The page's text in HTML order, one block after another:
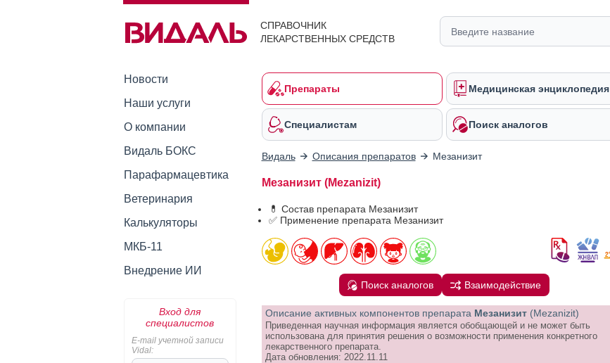
СПРАВОЧНИК
ЛЕКАРСТВЕННЫХ СРЕДСТВ
Новости
Наши услуги
О компании
Видаль БОКС
Парафармацевтика
Ветеринария
Калькуляторы
МКБ-11
Внедрение ИИ
Вход для
специалистов
E-mail учетной записи
Vidal:
Препараты Медицинская энциклопедия
Специалистам Поиск аналогов
Видаль Описания препаратов Мезанизит
Мезанизит (Mezanizit)
💊 Состав препарата Мезанизит
✅ Применение препарата Мезанизит
Поиск аналогов Взаимодействие
Описание активных компонентов препарата Мезанизит (Mezanizit)
Приведенная научная информация является обобщающей и не может быть
использована для принятия решения о возможности применения конкретного
лекарственного препарата.
Дата обновления: 2022.11.11